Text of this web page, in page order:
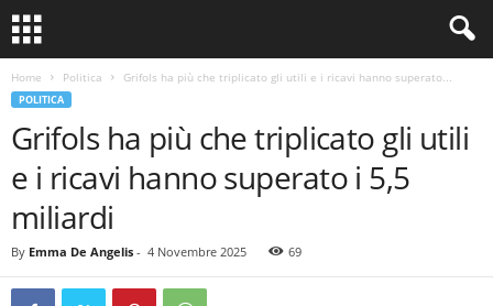
Home Politica Grifols ha più che triplicato gli utili e i ricavi hanno superato...
POLITICA
Grifols ha più che triplicato gli utili
e i ricavi hanno superato i 5,5
miliardi
By Emma De Angelis - 4 Novembre 2025 69